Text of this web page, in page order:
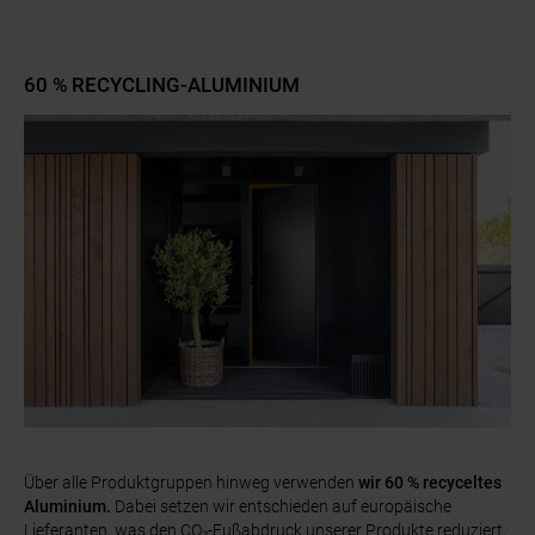
60 % RECYCLING-ALUMINIUM
Über alle Produktgruppen hinweg verwenden wir 60 % recyceltes
Aluminium. Dabei setzen wir entschieden auf europäische
Lieferanten, was den CO₂-Fußabdruck unserer Produkte reduziert,